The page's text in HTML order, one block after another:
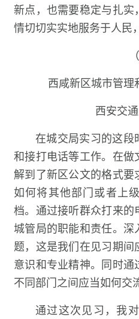
新点，也需要稳定与扎
情切切实实地服务于人民
西咸新区城市管理
西安交
在城交局实习的这段
和接打电话等工作。在
解到了新区公文的格式
如何将其他部门或者上
档。通过接听群众打来
城管局的职能和责任。
题，这是我们在见习期
意识和专业精神。同时
不同部门之间应当如何交
通过这次见习，我